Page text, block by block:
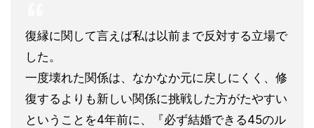
復縁に関して言えば私は以前まで反対する立場で
した。
一度壊れた関係は、なかなか元に戻しにくく、修
復するよりも新しい関係に挑戦した方がたやすい
ということを4年前に、『必ず結婚できる45のル